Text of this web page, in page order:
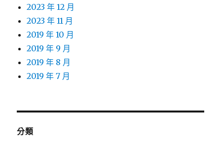
2023 年 12 月
2023 年 11 月
2019 年 10 月
2019 年 9 月
2019 年 8 月
2019 年 7 月
分類